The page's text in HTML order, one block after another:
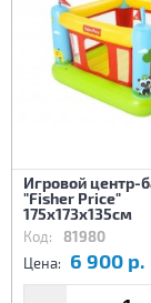
Игровой центр-
"Fisher Price"
175х173х135см
Код: 81980
Цена: 6 900 р.